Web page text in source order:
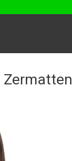
Sustentable
Zermatten